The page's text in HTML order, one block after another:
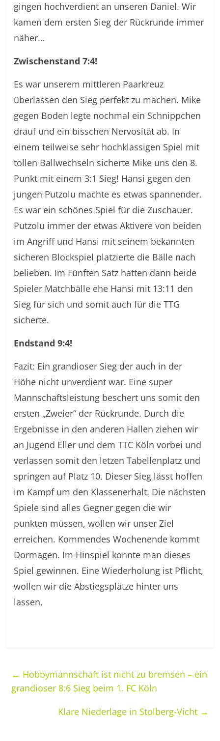
gingen hochverdient an unseren Daniel. Wir
kamen dem ersten Sieg der Rückrunde immer
näher…
Zwischenstand 7:4!
Es war unserem mittleren Paarkreuz
überlassen den Sieg perfekt zu machen. Mike
gegen Boden legte nochmal ein Schnippchen
drauf und ein bisschen Nervosität ab. In
einem teilweise sehr hochklassigen Spiel mit
tollen Ballwechseln sicherte Mike uns den 8.
Punkt mit einem 3:1 Sieg! Hansi gegen den
jungen Putzolu machte es etwas spannender.
Es war ein schönes Spiel für die Zuschauer.
Putzolu immer der etwas Aktivere von beiden
im Angriff und Hansi mit seinem bekannten
sicheren Blockspiel platzierte die Bälle nach
belieben. Im Fünften Satz hatten dann beide
Spieler Matchbälle ehe Hansi mit 13:11 den
Sieg für sich und somit auch für die TTG
sicherte.
Endstand 9:4!
Fazit: Ein grandioser Sieg der auch in der
Höhe nicht unverdient war. Eine super
Mannschaftsleistung beschert uns somit den
ersten „Zweier“ der Rückrunde. Durch die
Ergebnisse in den anderen Hallen ziehen wir
an Jugend Eller und dem TTC Köln vorbei und
verlassen somit den letzen Tabellenplatz und
springen auf Platz 10. Dieser Sieg lässt hoffen
im Kampf um den Klassenerhalt. Die nächsten
Spiele sind alles Gegner gegen die wir
punkten müssen, wollen wir unser Ziel
erreichen. Kommendes Wochenende kommt
Dormagen. Im Hinspiel konnte man dieses
Spiel gewinnen. Eine Wiederholung ist Pflicht,
wollen wir die Abstiegsplätze hinter uns
lassen.
← Hobbymannschaft ist nicht zu bremsen – ein
grandioser 8:6 Sieg beim 1. FC Köln
Klare Niederlage in Stolberg-Vicht →